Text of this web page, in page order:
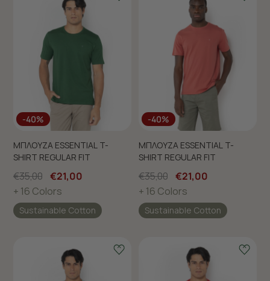
-40%
ΜΠΛΟΥΖΑ ESSENTIAL T-
SHIRT REGULAR FIT
€35,00 €21,00
+ 16 Colors
Sustainable Cotton
-40%
ΜΠΛΟΥΖΑ ESSENTIAL T-
SHIRT REGULAR FIT
€35,00 €21,00
+ 16 Colors
Sustainable Cotton